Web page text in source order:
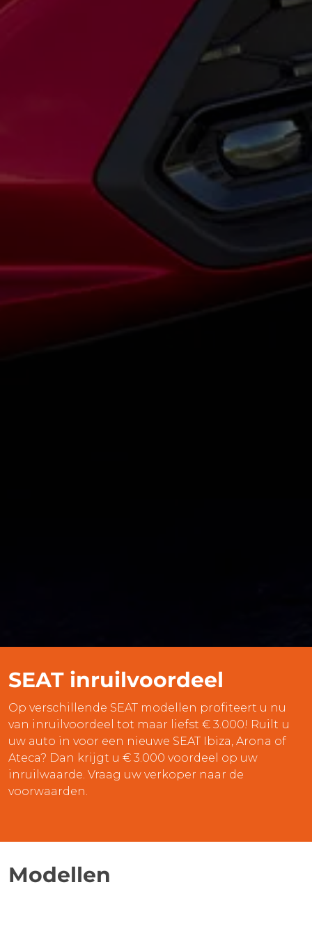
SEAT inruilvoordeel
Op verschillende SEAT modellen profiteert u nu
van inruilvoordeel tot maar liefst € 3.000! Ruilt u
uw auto in voor een nieuwe SEAT Ibiza, Arona of
Ateca? Dan krijgt u € 3.000 voordeel op uw
inruilwaarde. Vraag uw verkoper naar de
voorwaarden.
Modellen